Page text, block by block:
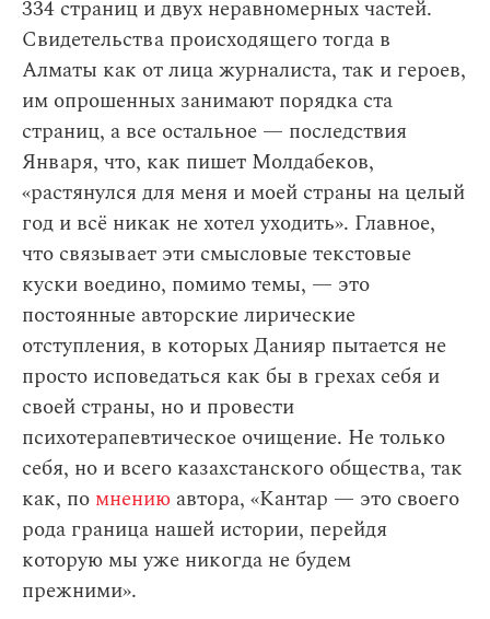
334 страниц и двух неравномерных частей.
Свидетельства происходящего тогда в
Алматы как от лица журналиста, так и героев,
им опрошенных занимают порядка ста
страниц, а все остальное — последствия
Января, что, как пишет Молдабеков,
«растянулся для меня и моей страны на целый
год и всё никак не хотел уходить». Главное,
что связывает эти смысловые текстовые
куски воедино, помимо темы, — это
постоянные авторские лирические
отступления, в которых Данияр пытается не
просто исповедаться как бы в грехах себя и
своей страны, но и провести
психотерапевтическое очищение. Не только
себя, но и всего казахстанского общества, так
как, по мнению автора, «Кантар — это своего
рода граница нашей истории, перейдя
которую мы уже никогда не будем
прежними».